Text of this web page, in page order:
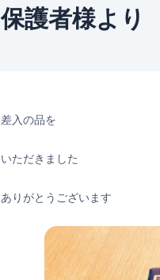
保護者様より
差入の品を
いただきました
ありがとうございます